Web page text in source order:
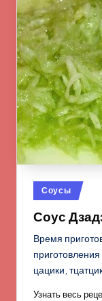
Опубликовано
в
Соусы
Соус
Время
цацики,
Узнать весь